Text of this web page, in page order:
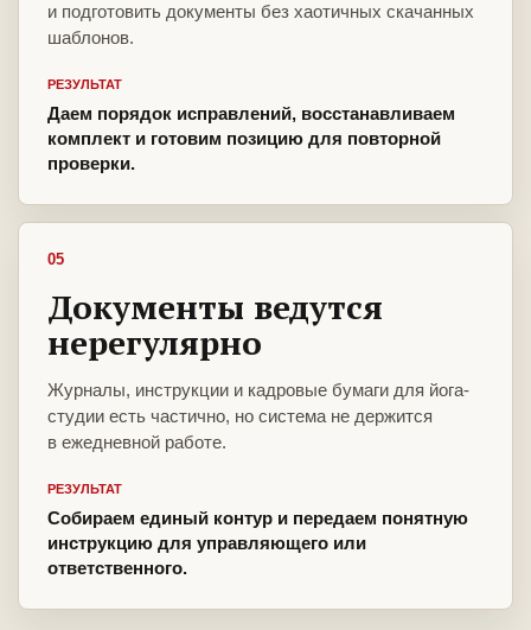
и подготовить документы без хаотичных скачанных
шаблонов.
РЕЗУЛЬТАТ
Даем порядок исправлений, восстанавливаем
комплект и готовим позицию для повторной
проверки.
05
Документы ведутся
нерегулярно
Журналы, инструкции и кадровые бумаги для йога-
студии есть частично, но система не держится
в ежедневной работе.
РЕЗУЛЬТАТ
Собираем единый контур и передаем понятную
инструкцию для управляющего или
ответственного.